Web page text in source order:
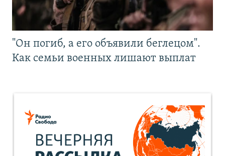
"Он погиб, а его объявили беглецом".
Как семьи военных лишают выплат